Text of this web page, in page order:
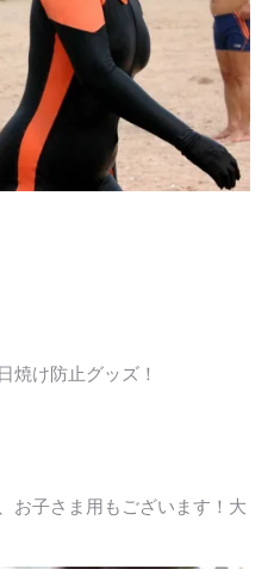
焼け防止グッズ！
お子さま用もございます！大